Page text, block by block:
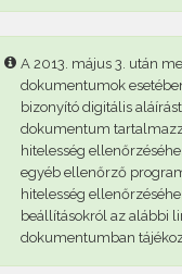
A 2013. május 3. után
dokumentumok
bizonyító digitális
dokumentum
hitelesség
egyéb ellenőrző
hitelesség
beállításokról az alábbi
dokumentumban